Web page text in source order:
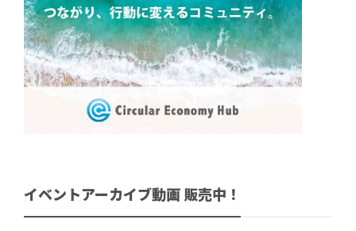
イベントアーカイブ動画 販売中！